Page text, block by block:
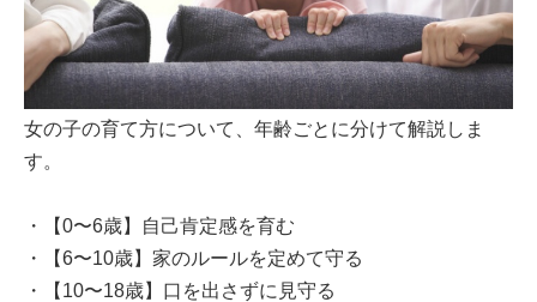
女の子の育て方について、年齢ごとに分けて解説しま
す。
・【0〜6歳】自己肯定感を育む
・【6〜10歳】家のルールを定めて守る
・【10〜18歳】口を出さずに見守る